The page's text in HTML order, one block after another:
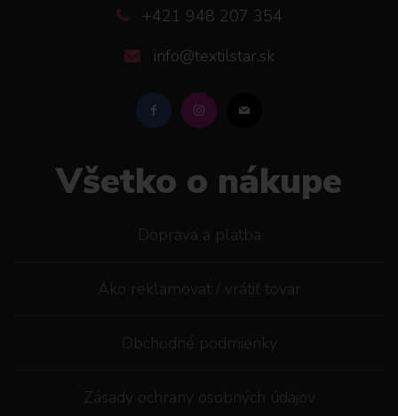
+421 948 207 354
info@textilstar.sk
Všetko o nákupe
Doprava a platba
Ako reklamovat / vrátiť tovar
Obchodné podmienky
Zásady ochrany osobných údajov